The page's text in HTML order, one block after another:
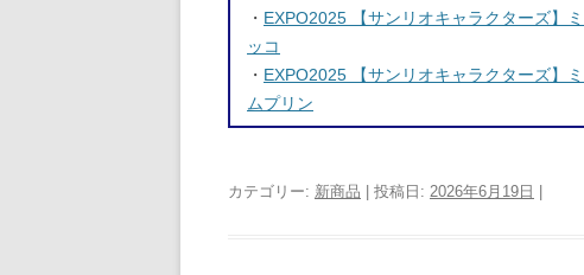
・ EXPO2025 【サンリオキャラクターズ】
ッコ
・ EXPO2025 【サンリオキャラクターズ】
ムプリン
カテゴリー: 新商品 | 投稿日: 2026年6月19日